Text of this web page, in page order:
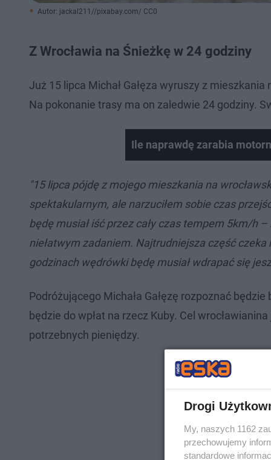
Autor: jackal211//pixabay.com/ CC0
Z Wrocławia na Śnieżkę w 24 godziny
Już 15 lipca Michał Gałęza wyruszy z
Na pokonanie trasy ma on zaledwie 24 godziny.
Ile naprawdę zarabia
"15 lipca pójdę z mojego mieszkania na
spektakularnym, ale narzuciłem sobie czas
będę musiał iść przez cały czas tempem 5km/h
niełatwym zadaniem. Najtrudniejsza część
godzinach wędrówki będę musiał wdrapać się
Podróżującego Michała Gałęzę rozpoznać
będzie do wpłat na rzecz Kuby. Cel
potrzebnych pieniędzy.
Drogi
My, naszych 1162
przechowujemy
standardowe